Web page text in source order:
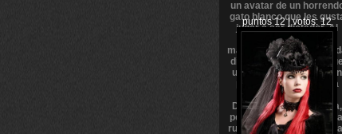
puntos 12 | votos: 12